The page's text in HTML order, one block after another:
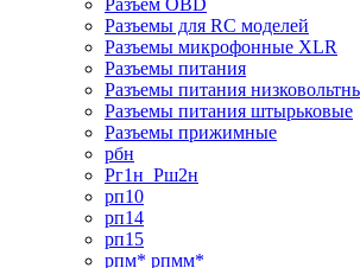
Разъемы для RC моделей
Разъемы микрофонные XLR
Разъемы питания
Разъемы питания
Разъемы питания штырьковые
Разъемы прижимные
рбн
Рг1н_Рш2н
рп10
рп14
рп15
рпм* рпмм*